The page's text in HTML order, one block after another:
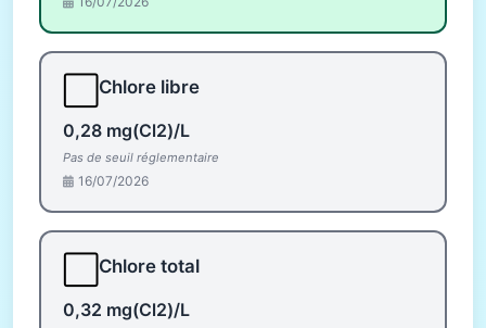
Chlore libre
0,28 mg(Cl2)/L
Pas de seuil réglementaire
16/07/2026
Chlore total
0,32 mg(Cl2)/L